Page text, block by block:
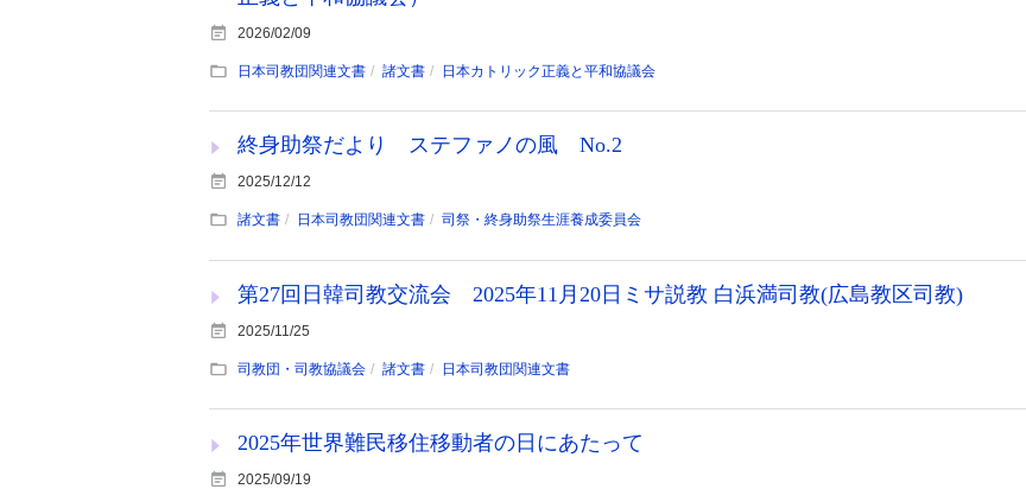
2026/02/09
日本司教団関連文書 諸文書 日本カトリック正義と平和協議会
終身助祭だより ステファノの風 No.2
2025/12/12
諸文書 日本司教団関連文書 司祭・終身助祭生涯養成委員会
第27回日韓司教交流会 2025年11月20日ミサ説教 白浜満司教(広島教区司教)
2025/11/25
司教団・司教協議会 諸文書 日本司教団関連文書
2025年世界難民移住移動者の日にあたって
2025/09/19